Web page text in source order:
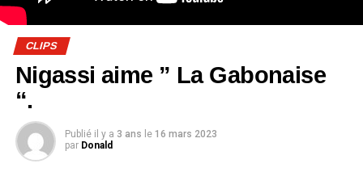
CLIPS
Nigassi aime ” La Gabonaise
“.
Publié il y a 3 ans le 16 mars 2023
par Donald